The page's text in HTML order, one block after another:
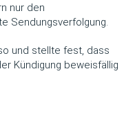
nur den
Sendungsverfolgung.
und stellte fest, dass
Kündigung beweisfällig